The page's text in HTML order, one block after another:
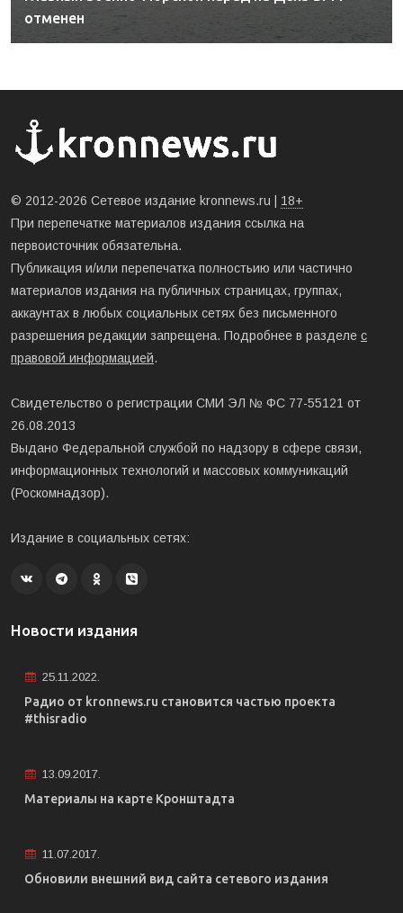
отменен
© 2012-2026 Сетевое издание kronnews.ru | 18+
При перепечатке материалов издания ссылка на
первоисточник обязательна.
Публикация и/или перепечатка полностьию или частично
материалов издания на публичных страницах, группах,
аккаунтах в любых социальных сетях без письменного
разрешения редакции запрещена. Подробнее в разделе с
правовой информацией.
Свидетельство о регистрации СМИ ЭЛ № ФС 77-55121 от
26.08.2013
Выдано Федеральной службой по надзору в сфере связи,
информационных технологий и массовых коммуникаций
(Роскомнадзор).
Издание в социальных сетях:
Новости издания
25.11.2022.
Радио от kronnews.ru становится частью проекта
#thisradio
13.09.2017.
Материалы на карте Кронштадта
11.07.2017.
Обновили внешний вид сайта сетевого издания